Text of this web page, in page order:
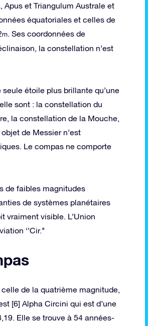
et Triangulum Australe et
équatoriales et celles de
m. Ses coordonnées de
la constellation n’est
étoile plus brillante qu’une
sont : la constellation du
la constellation de la Mouche,
de Messier n’est
Le compas ne comporte
de faibles magnitudes
de systèmes planétaires
vraiment visible. L’Union
‘’Cir.’’
de la quatrième magnitude,
[6] Alpha Circini qui est d’une
Elle se trouve à 54 années-